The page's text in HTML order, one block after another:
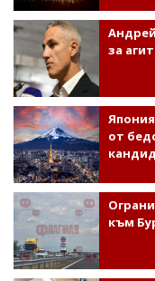
за
от
към